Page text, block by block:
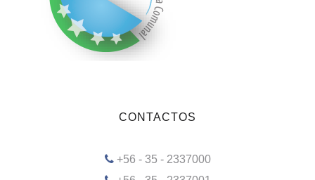
CONTACTOS
+56 - 35 - 2337000